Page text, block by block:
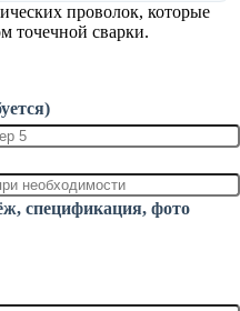
проволок, которые
точечной сварки.
спецификация, фото